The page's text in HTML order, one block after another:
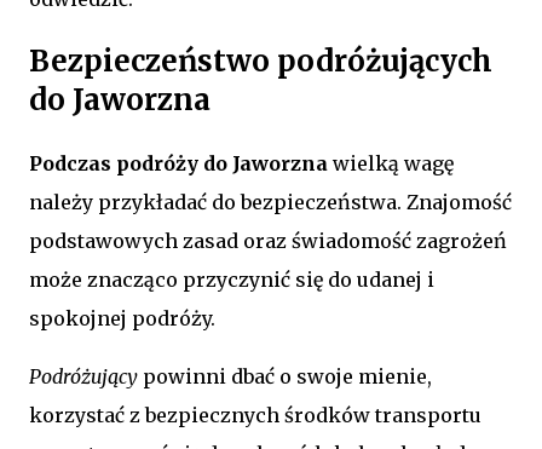
Bezpieczeństwo podróżujących
do Jaworzna
Podczas podróży do Jaworzna wielką wagę
należy przykładać do bezpieczeństwa. Znajomość
podstawowych zasad oraz świadomość zagrożeń
może znacząco przyczynić się do udanej i
spokojnej podróży.
Podróżujący powinni dbać o swoje mienie,
korzystać z bezpiecznych środków transportu